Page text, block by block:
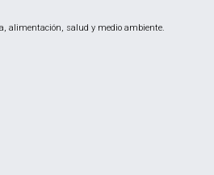
alimentación, salud y medio ambiente.